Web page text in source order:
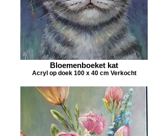
Bloemenboeket kat
Acryl op doek 100 x 40 cm Verkocht